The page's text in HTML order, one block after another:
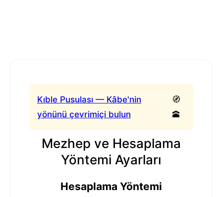
Kıble Pusulası — Kâbe'nin
yönünü çevrimiçi bulun
🧭
🕋
Mezhep ve Hesaplama
Yöntemi Ayarları
Hesaplama Yöntemi